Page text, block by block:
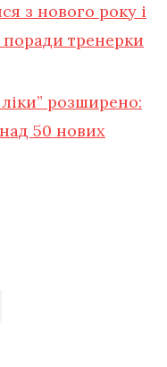
з нового року і
тренерки
розширено:
50 нових